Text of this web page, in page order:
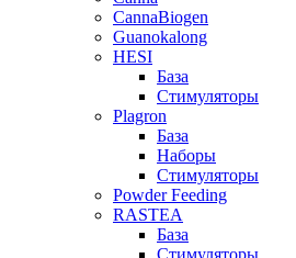
CannaBiogen
Guanokalong
HESI
База
Стимуляторы
Plagron
База
Наборы
Стимуляторы
Powder Feeding
RASTEA
База
Стимуляторы